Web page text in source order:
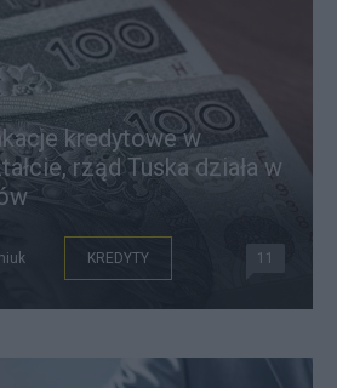
kredytowe w
rząd Tuska działa w
KREDYTY 11